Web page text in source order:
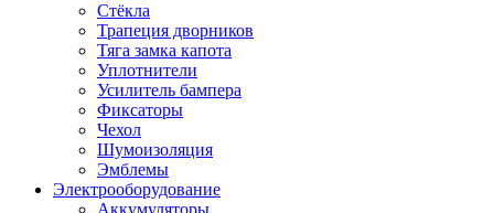
Стёкла
Трапеция дворников
Тяга замка капота
Уплотнители
Усилитель бампера
Фиксаторы
Чехол
Шумоизоляция
Эмблемы
Электрооборудование